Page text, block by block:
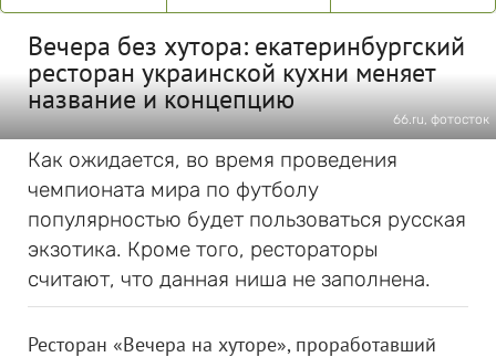
Вечера без хутора: екатеринбургский
ресторан украинской кухни меняет
название и концепцию
66.ru, фотосток
Как ожидается, во время проведения
чемпионата мира по футболу
популярностью будет пользоваться русская
экзотика. Кроме того, рестораторы
считают, что данная ниша не заполнена.
Ресторан «Вечера на хуторе», проработавший